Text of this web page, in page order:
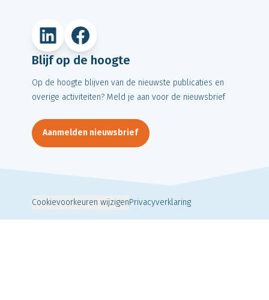
LinkedIn Facebook
Blijf op de hoogte
Op de hoogte blijven van de nieuwste publicaties en
overige activiteiten? Meld je aan voor de nieuwsbrief
Aanmelden nieuwsbrief
Cookievoorkeuren wijzigenPrivacyverklaring